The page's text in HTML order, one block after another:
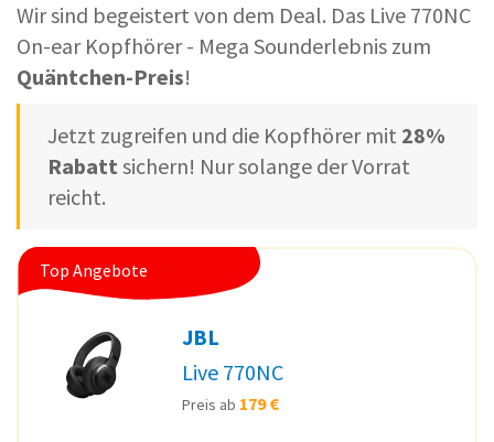
Wir sind begeistert von dem Deal. Das Live 770NC
On-ear Kopfhörer - Mega Sounderlebnis zum
Quäntchen-Preis!
Jetzt zugreifen und die Kopfhörer mit 28%
Rabatt sichern! Nur solange der Vorrat
reicht.
Top Angebote
JBL
Live 770NC
Preis ab 179 €